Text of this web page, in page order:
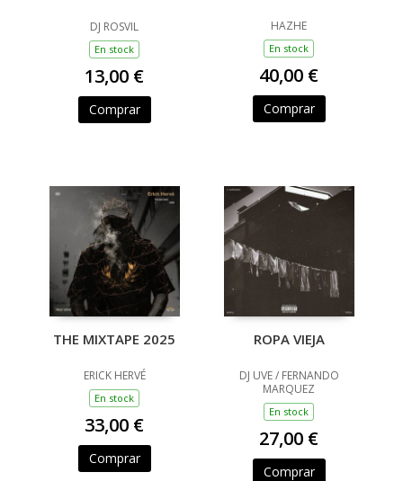
DJ ROSVIL
En stock
13,00 €
Comprar
HAZHE
En stock
40,00 €
Comprar
THE MIXTAPE 2025
ERICK HERVÉ
En stock
33,00 €
Comprar
ROPA VIEJA
DJ UVE / FERNANDO
MARQUEZ
En stock
27,00 €
Comprar